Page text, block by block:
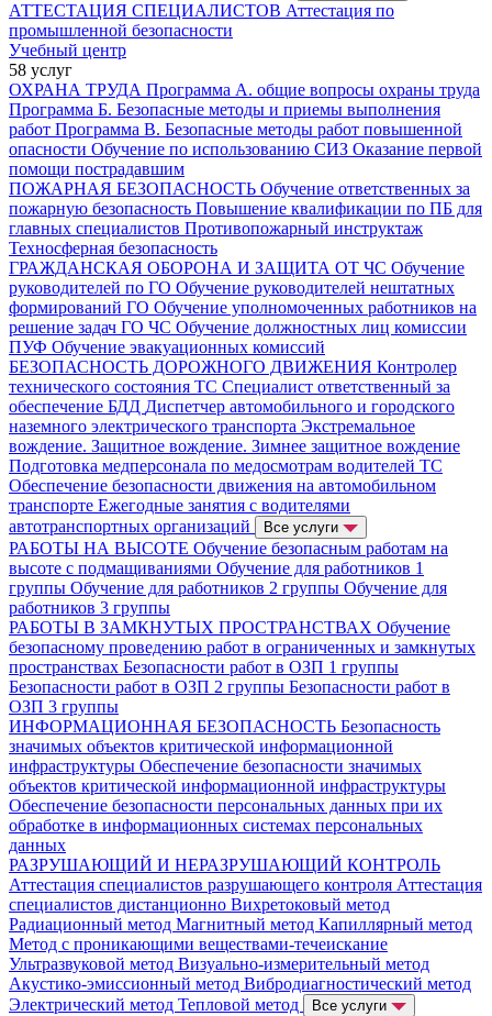
АТТЕСТАЦИЯ СПЕЦИАЛИСТОВ Аттестация по
промышленной безопасности
Учебный центр
58 услуг
ОХРАНА ТРУДА Программа А. общие вопросы охраны труда
Программа Б. Безопасные методы и приемы выполнения
работ Программа В. Безопасные методы работ повышенной
опасности Обучение по использованию СИЗ Оказание первой
помощи пострадавшим
ПОЖАРНАЯ БЕЗОПАСНОСТЬ Обучение ответственных за
пожарную безопасность Повышение квалификации по ПБ для
главных специалистов Противопожарный инструктаж
Техносферная безопасность
ГРАЖДАНСКАЯ ОБОРОНА И ЗАЩИТА ОТ ЧС Обучение
руководителей по ГО Обучение руководителей нештатных
формирований ГО Обучение уполномоченных работников на
решение задач ГО ЧС Обучение должностных лиц комиссии
ПУФ Обучение эвакуационных комиссий
БЕЗОПАСНОСТЬ ДОРОЖНОГО ДВИЖЕНИЯ Контролер
технического состояния ТС Специалист ответственный за
обеспечение БДД Диспетчер автомобильного и городского
наземного электрического транспорта Экстремальное
вождение. Защитное вождение. Зимнее защитное вождение
Подготовка медперсонала по медосмотрам водителей ТС
Обеспечение безопасности движения на автомобильном
транспорте Ежегодные занятия с водителями
автотранспортных организаций
Все услуги
РАБОТЫ НА ВЫСОТЕ Обучение безопасным работам на
высоте с подмащиваниями Обучение для работников 1
группы Обучение для работников 2 группы Обучение для
работников 3 группы
РАБОТЫ В ЗАМКНУТЫХ ПРОСТРАНСТВАХ Обучение
безопасному проведению работ в ограниченных и замкнутых
пространствах Безопасности работ в ОЗП 1 группы
Безопасности работ в ОЗП 2 группы Безопасности работ в
ОЗП 3 группы
ИНФОРМАЦИОННАЯ БЕЗОПАСНОСТЬ Безопасность
значимых объектов критической информационной
инфраструктуры Обеспечение безопасности значимых
объектов критической информационной инфраструктуры
Обеспечение безопасности персональных данных при их
обработке в информационных системах персональных
данных
РАЗРУШАЮЩИЙ И НЕРАЗРУШАЮЩИЙ КОНТРОЛЬ
Аттестация специалистов разрушающего контроля Аттестация
специалистов дистанционно Вихретоковый метод
Радиационный метод Магнитный метод Капиллярный метод
Метод с проникающими веществами-течеискание
Ультразвуковой метод Визуально-измерительный метод
Акустико-эмиссионный метод Вибродиагностический метод
Электрический метод Тепловой метод Все услуги